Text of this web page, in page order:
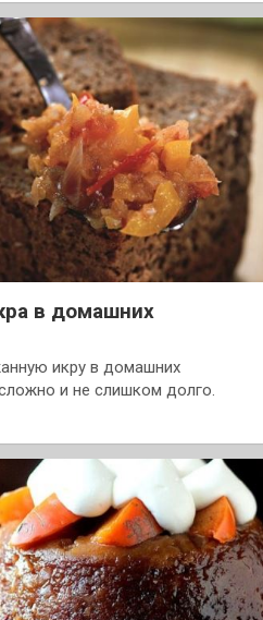
в домашних
икру в домашних
и не слишком долго.